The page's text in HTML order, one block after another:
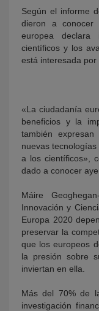
Según el informe
dieron a
europea declara
científicos y los
está interesada por
«La ciudadanía
beneficios y la
también
nuevas
a los científicos»,
dado a conocer
Máire
Innovación y
Europa 2020
preservar la
que los europeos
la presión sobre
inviertan en ella.
Más del 70% de
investigación